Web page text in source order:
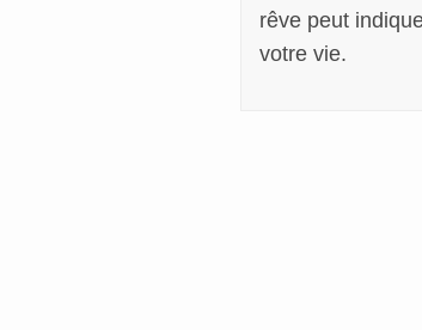
rêve peut
votre vie.